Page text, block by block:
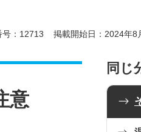
号：12713 掲載開始日：2024年8
意
同じ